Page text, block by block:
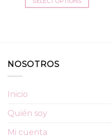
NOSOTROS
Inicio
Quién soy
Mi cuenta